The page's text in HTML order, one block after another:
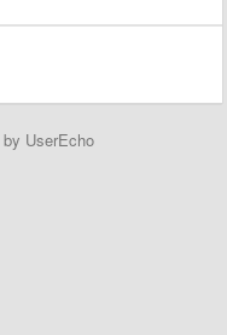
by UserEcho